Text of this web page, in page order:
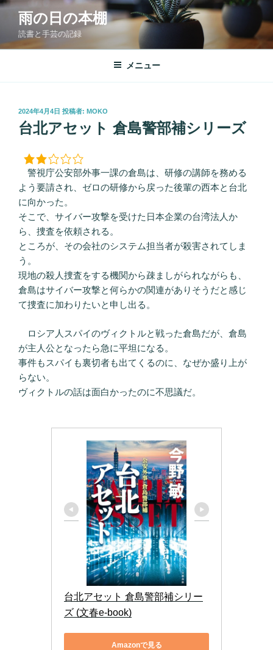
コ
ン
へ
雨の日の本棚
読書と手芸の記録
メニュー
投
稿
日:
2024年4月4日 投稿者: MOKO
台北アセット 倉島警部補シリーズ
警視庁公安部外事一課の倉島は、研修の講師を務める
よう要請され、ゼロの研修から戻った後輩の西本と台北
に向かった。
そこで、サイバー攻撃を受けた日本企業の台湾法人か
ら、捜査を依頼される。
ところが、その会社のシステム担当者が殺害されてしま
う。
現地の殺人捜査をする機関から疎ましがられながらも、
倉島はサイバー攻撃と何らかの関連がありそうだと感じ
て捜査に加わりたいと申し出る。
ロシア人スパイのヴィクトルと戦った倉島だが、倉島
が主人公となったら急に平坦になる。
事件もスパイも裏切者も出てくるのに、なぜか盛り上が
らない。
ヴィクトルの話は面白かったのに不思議だ。
台北アセット 倉島警部補シリー
ズ (文春e-book)
Amazonで見る